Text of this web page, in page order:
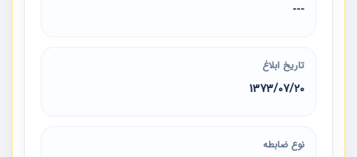
---
تاریخ ابلاغ
1373/07/20
نوع ضابطه